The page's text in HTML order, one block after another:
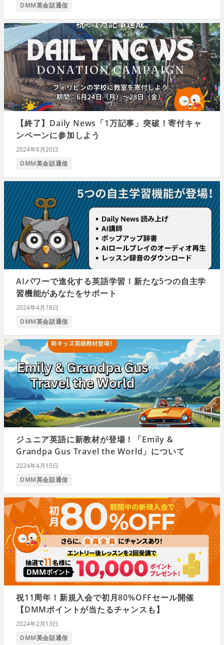
DMM英会話通信
【終了】Daily News「1万記事」突破！寄付キャ
ンペーンに参加しよう
2024年6月20日
DMM英会話通信
AIパワーで進化する英語学習！新たな5つの自主学
習機能があなたをサポート
2024年4月18日
DMM英会話通信
ジュニア英語に新教材が登場！「Emily &
Grandpa Gus Travel the World」について
2024年4月15日
DMM英会話通信
祝11周年！新規入会で初月80%OFFセール開催
【DMMポイントが当たるチャンスも】
2024年2月13日
DMM英会話通信